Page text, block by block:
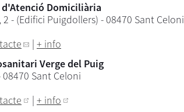
d'Atenció Domiciliària
2 - (Edifici Puigdollers) - 08470 Sant Celoni
| + info
Verge del Puig
Sant Celoni
| + info